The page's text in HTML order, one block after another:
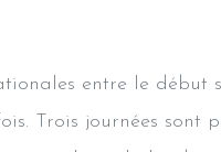
entre le début
Trois journées sont